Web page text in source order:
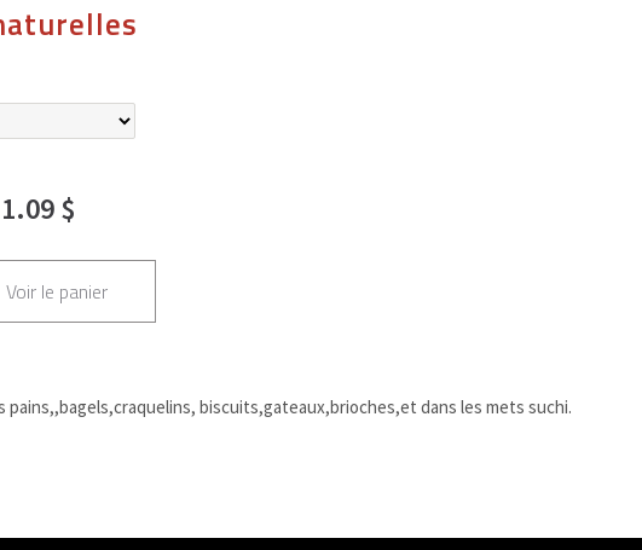
1.09 $
Voir le panier
pains,,bagels,craquelins, biscuits,gateaux,brioches,et dans les mets suchi.